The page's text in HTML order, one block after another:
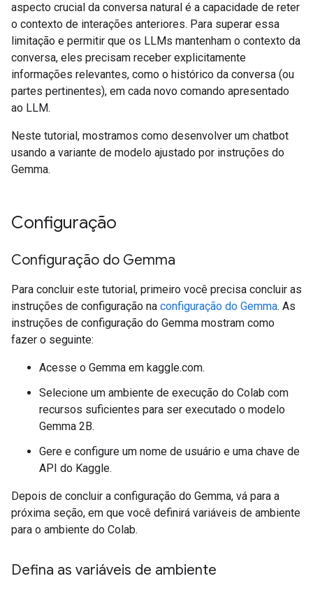
aspecto crucial da conversa natural é a capacidade de reter
o contexto de interações anteriores. Para superar essa
limitação e permitir que os LLMs mantenham o contexto da
conversa, eles precisam receber explicitamente
informações relevantes, como o histórico da conversa (ou
partes pertinentes), em cada novo comando apresentado
ao LLM.
Neste tutorial, mostramos como desenvolver um chatbot
usando a variante de modelo ajustado por instruções do
Gemma.
Configuração
Configuração do Gemma
Para concluir este tutorial, primeiro você precisa concluir as
instruções de configuração na configuração do Gemma. As
instruções de configuração do Gemma mostram como
fazer o seguinte:
Acesse o Gemma em kaggle.com.
Selecione um ambiente de execução do Colab com
recursos suficientes para ser executado o modelo
Gemma 2B.
Gere e configure um nome de usuário e uma chave de
API do Kaggle.
Depois de concluir a configuração do Gemma, vá para a
próxima seção, em que você definirá variáveis de ambiente
para o ambiente do Colab.
Defina as variáveis de ambiente